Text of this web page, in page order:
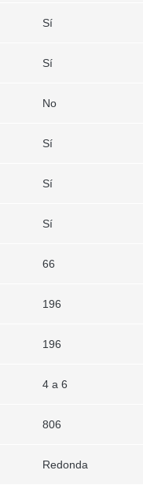
Sí
Sí
No
Sí
Sí
Sí
66
196
196
4 a 6
806
Redonda